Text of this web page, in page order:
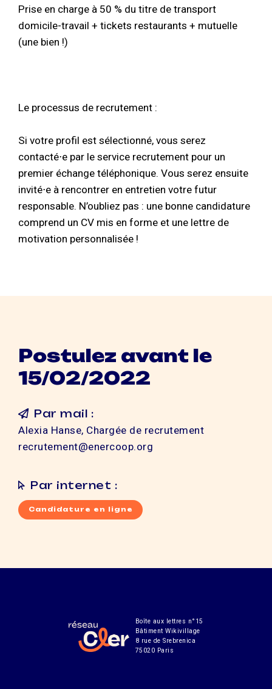
Prise en charge à 50 % du titre de transport
domicile-travail + tickets restaurants + mutuelle
(une bien !)
Le processus de recrutement :
Si votre profil est sélectionné, vous serez
contacté⋅e par le service recrutement pour un
premier échange téléphonique. Vous serez ensuite
invité⋅e à rencontrer en entretien votre futur
responsable. N’oubliez pas : une bonne candidature
comprend un CV mis en forme et une lettre de
motivation personnalisée !
Postulez avant le
15/02/2022
Par mail :
Alexia Hanse, Chargée de recrutement
recrutement@enercoop.org
Par internet :
Candidature en ligne
Boîte aux lettres n°15
Bâtiment Wikivillage
8 rue de Srebrenica
75020 Paris